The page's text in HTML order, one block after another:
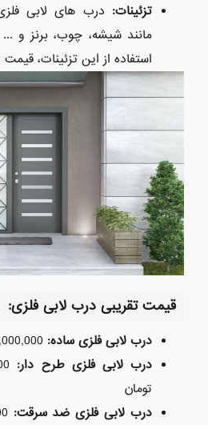
تزئینات: درب های لابی
مانند شیشه، چوب، برنز و
استفاده از این تزئینات،
قیمت تقریبی درب لابی فلزی:
درب لابی فلزی ساده:
درب لابی فلزی طرح دار:
تومان
درب لابی فلزی ضد سرقت: